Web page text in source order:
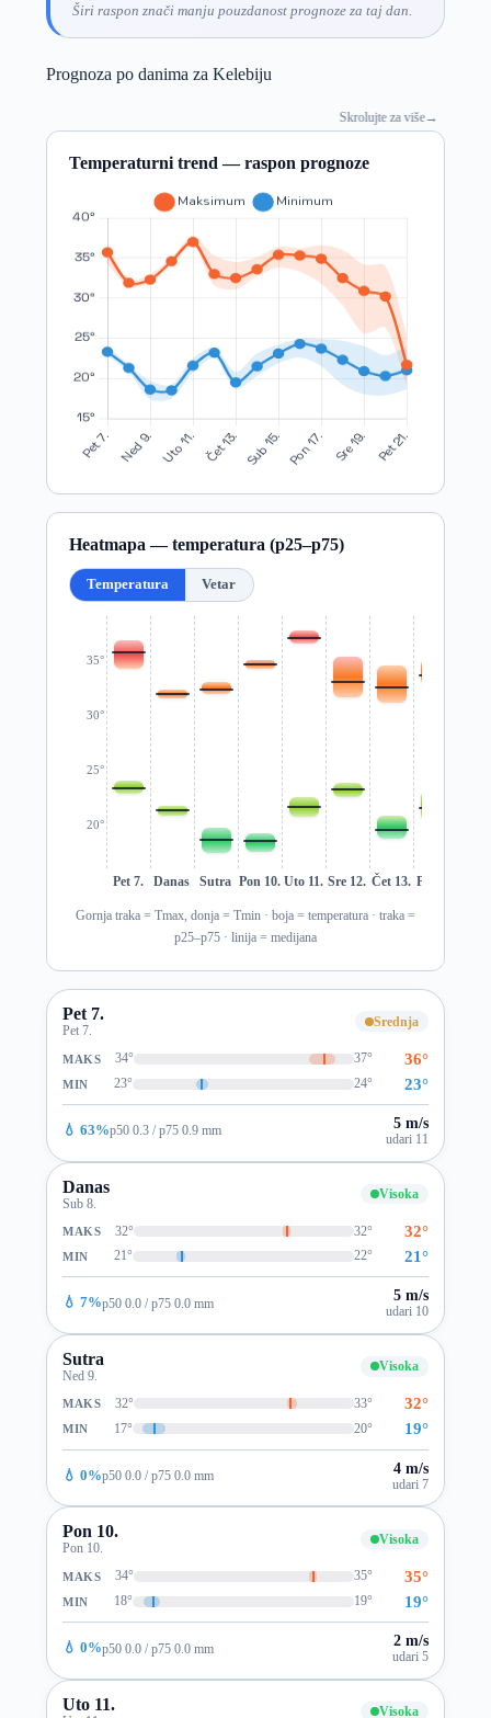
Širi raspon znači manju pouzdanost prognoze za taj dan.
Prognoza po danima za Kelebiju
Skrolujte za više→
Temperaturni trend — raspon prognoze
Heatmapa — temperatura (p25–p75)
Temperatura Vetar
20°
25°
30°
35°
Pet 7. Danas Sutra Pon 10. Uto 11. Sre 12. Čet 13. Pet 14.
Gornja traka = Tmax, donja = Tmin · boja = temperatura · traka =
p25–p75 · linija = medijana
Pet 7.
Pet 7.
Srednja
MAKS 34° 37° 36°
MIN 23° 24° 23°
💧 63%p50 0.3 / p75 0.9 mm 5 m/s
udari 11
Danas
Sub 8.
Visoka
MAKS 32° 32° 32°
MIN 21° 22° 21°
💧 7%p50 0.0 / p75 0.0 mm 5 m/s
udari 10
Sutra
Ned 9.
Visoka
MAKS 32° 33° 32°
MIN 17° 20° 19°
💧 0%p50 0.0 / p75 0.0 mm 4 m/s
udari 7
Pon 10.
Pon 10.
Visoka
MAKS 34° 35° 35°
MIN 18° 19° 19°
💧 0%p50 0.0 / p75 0.0 mm 2 m/s
udari 5
Uto 11. Visoka